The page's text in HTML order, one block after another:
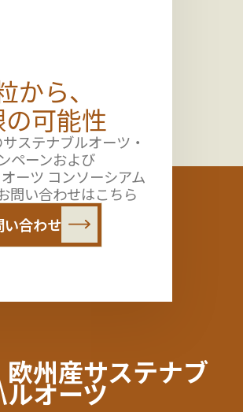
から、
可能性
ステナブルオーツ・
ペーンおよび
ーツ コンソーシアム
問い合わせはこちら
い合わせ
欧州産サステナブ
ルオーツ